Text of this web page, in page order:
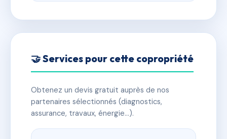
🤝 Services pour cette copropriété
Obtenez un devis gratuit auprès de nos
partenaires sélectionnés (diagnostics,
assurance, travaux, énergie…).